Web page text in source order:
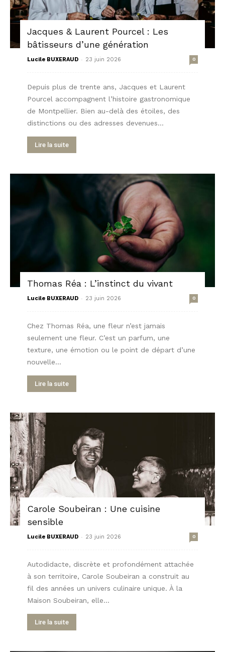
Jacques & Laurent Pourcel : Les
bâtisseurs d’une génération
Lucile BUXERAUD - 23 juin 2026 0
Depuis plus de trente ans, Jacques et Laurent
Pourcel accompagnent l’histoire gastronomique
de Montpellier. Bien au-delà des étoiles, des
distinctions ou des adresses devenues...
Lire la suite
Thomas Réa : L’instinct du vivant
Lucile BUXERAUD - 23 juin 2026 0
Chez Thomas Réa, une fleur n’est jamais
seulement une fleur. C’est un parfum, une
texture, une émotion ou le point de départ d’une
nouvelle...
Lire la suite
Carole Soubeiran : Une cuisine
sensible
Lucile BUXERAUD - 23 juin 2026 0
Autodidacte, discrète et profondément attachée
à son territoire, Carole Soubeiran a construit au
fil des années un univers culinaire unique. À la
Maison Soubeiran, elle...
Lire la suite